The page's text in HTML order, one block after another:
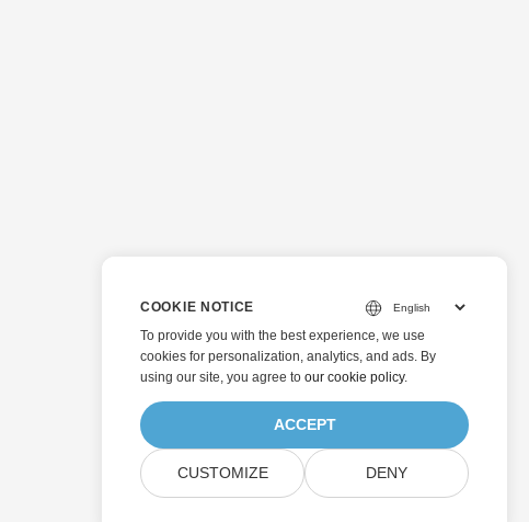
COOKIE NOTICE
To provide you with the best experience, we use
cookies for personalization, analytics, and ads. By
using our site, you agree to our cookie policy.
ACCEPT
CUSTOMIZE DENY